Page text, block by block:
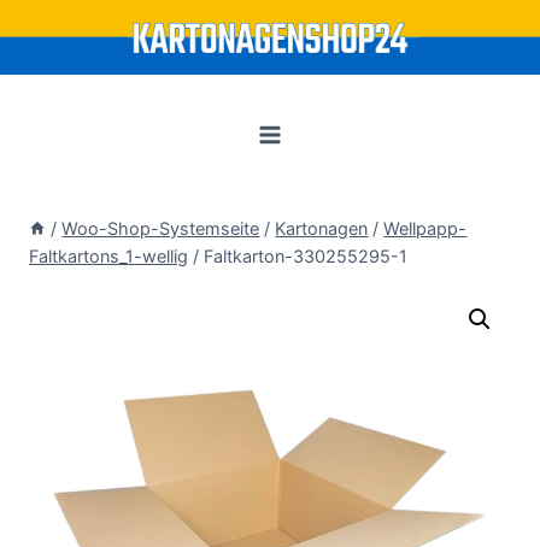
springen
/ Woo-Shop-Systemseite / Kartonagen / Wellpapp-
Faltkartons_1-wellig / Faltkarton-330255295-1